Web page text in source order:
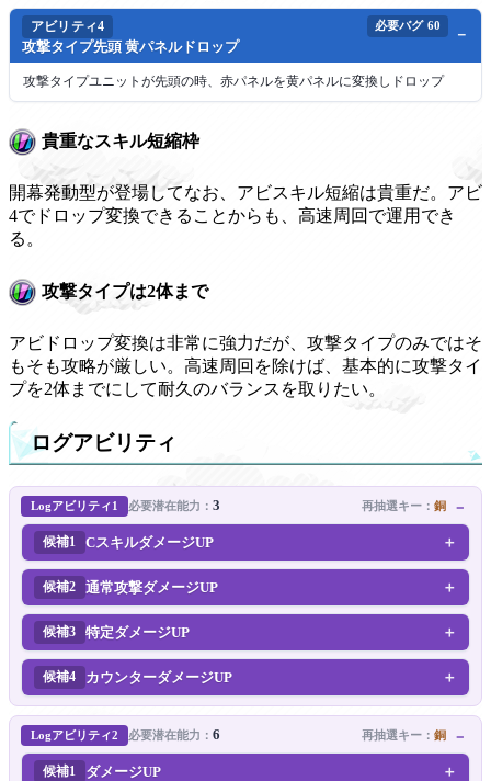
アビリティ4 必要バグ 60
攻撃タイプ先頭 黄パネルドロップ
攻撃タイプユニットが先頭の時、赤パネルを黄パネルに変換しドロップ
貴重なスキル短縮枠
開幕発動型が登場してなお、アビスキル短縮は貴重だ。アビ
4でドロップ変換できることからも、高速周回で運用でき
る。
攻撃タイプは2体まで
アビドロップ変換は非常に強力だが、攻撃タイプのみではそ
もそも攻略が厳しい。高速周回を除けば、基本的に攻撃タイ
プを2体までにして耐久のバランスを取りたい。
ログアビリティ
Logアビリティ1 必要潜在能力： 3 再抽選キー： 銅
候補1 CスキルダメージUP
候補2 通常攻撃ダメージUP
候補3 特定ダメージUP
候補4 カウンターダメージUP
Logアビリティ2 必要潜在能力： 6 再抽選キー： 銅
候補1 ダメージUP